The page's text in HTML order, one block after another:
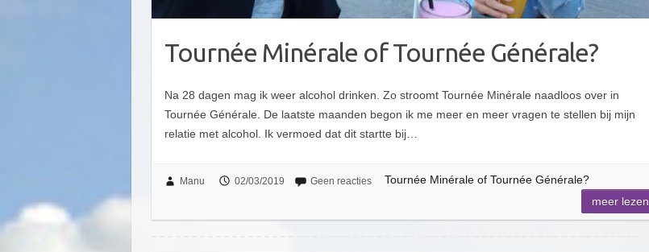
Tournée Minérale of Tournée Générale?
Na 28 dagen mag ik weer alcohol drinken. Zo stroomt Tournée Minérale naadloos over in
Tournée Générale. De laatste maanden begon ik me meer en meer vragen te stellen bij mijn
relatie met alcohol. Ik vermoed dat dit startte bij…
Manu 02/03/2019 Geen reacties
Tournée Minérale of Tournée Générale?
meer lezen